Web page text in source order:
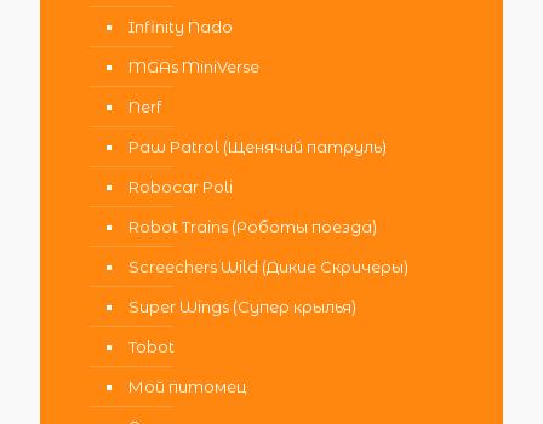
Infinity Nado
MGAs MiniVerse
Nerf
Paw Patrol (Щенячий патруль)
Robocar Poli
Robot Trains (Роботы поезда)
Screechers Wild (Дикие Скричеры)
Super Wings (Супер крылья)
Tobot
Мой питомец